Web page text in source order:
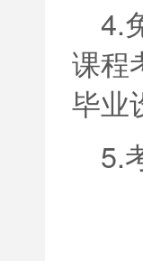
4.
课程
毕业
5.